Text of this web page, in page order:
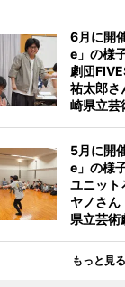
6月に開
e」の様
劇団
祐太郎さ
崎県立芸
5月に開
e」の様
ユニット
ヤノさん
県立芸術
もっと見る